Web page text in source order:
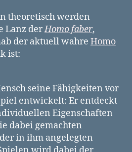
theoretisch werden
Lanz derHomo faber,
der aktuell wahre Homo
ist:
seine Fähigkeiten vor
entwickelt: Er entdeckt
Eigenschaften
dabei gemachten
in ihm angelegten